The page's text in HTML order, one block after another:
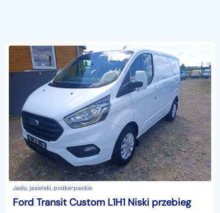
Jasło, jasielski, podkarpackie
Ford Transit Custom L1H1 Niski przebieg